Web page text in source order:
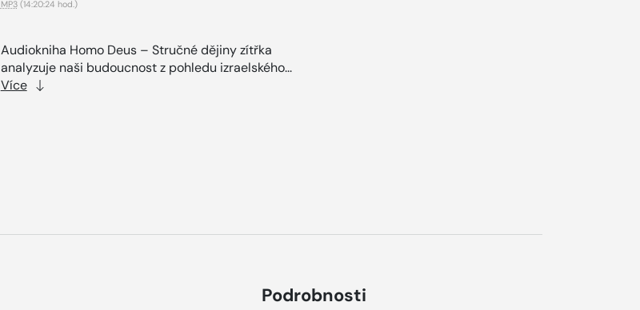
MP3(14:20:24 hod.)
Audiokniha Homo Deus – Stručné dějiny zítřka
analyzuje naši budoucnost z pohledu izraelského...
Více
Podrobnosti